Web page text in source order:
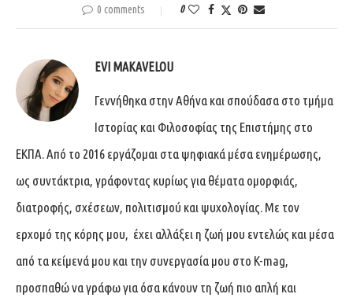
0 comments 0
EVI MAKAVELOU
Γεννήθηκα στην Αθήνα και σπούδασα στο τμήμα
Ιστορίας και Φιλοσοφίας της Επιστήμης στο
ΕΚΠΑ. Από το 2016 εργάζομαι στα ψηφιακά μέσα ενημέρωσης,
ως συντάκτρια, γράφοντας κυρίως για θέματα ομορφιάς,
διατροφής, σχέσεων, πολιτισμού και ψυχολογίας. Με τον
ερχομό της κόρης μου, έχει αλλάξει η ζωή μου εντελώς και μέσα
από τα κείμενά μου και την συνεργασία μου στο K-mag,
προσπαθώ να γράφω για όσα κάνουν τη ζωή πιο απλή και